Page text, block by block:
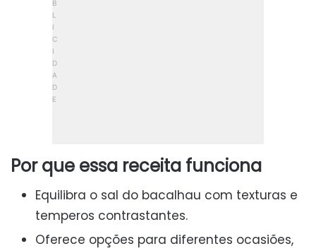
Por que essa receita funciona
Equilibra o sal do bacalhau com texturas e
temperos contrastantes.
Oferece opções para diferentes ocasiões,